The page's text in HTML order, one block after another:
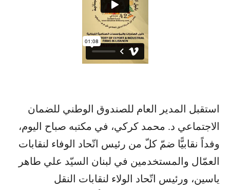
استقبل المدير العام للصندوق الوطني للضمان
الاجتماعي د. محمد كركي، في مكتبه صباح اليوم،
وفداً نقابيًّا ضمّ كلّ من رئيس اتّحاد الوفاء لنقابات
العمّال والمستخدمين في لبنان السيّد علي طاهر
ياسين، ورئيس اتّحاد الولاء لنقابات النقل